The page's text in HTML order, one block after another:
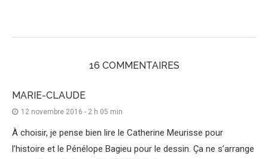
16 COMMENTAIRES
MARIE-CLAUDE
12 novembre 2016 - 2 h 05 min
À choisir, je pense bien lire le Catherine Meurisse pour
l’histoire et le Pénélope Bagieu pour le dessin. Ça ne s’arrange